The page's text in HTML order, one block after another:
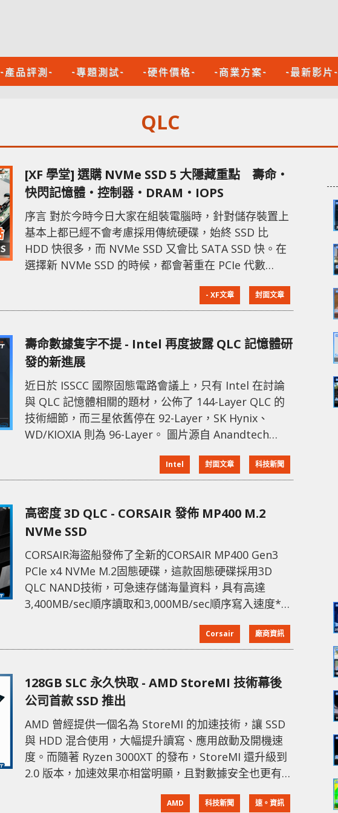
-產品評測- -專題測試- -硬件價格- -商業方案- -最新影片-
QLC
[XF 學堂] 選購 NVMe SSD 5 大隱藏重點 壽命‧
快閃記憶體‧控制器‧DRAM‧IOPS
序言 對於今時今日大家在組裝電腦時，針對儲存裝置上
基本上都已經不會考慮採用傳統硬碟，始終 SSD 比
HDD 快很多，而 NVMe SSD 又會比 SATA SSD 快。在
選擇新 NVMe SSD 的時候，都會著重在 PCIe 代數
取/寫入速度。不過，部份關於 NVMe SSD 的資料大家
或者都會忽略，而這些規格或者會直接影響到 NVMe
QLC？ 與傳
- XF文章 封面文章
壽命數據隻字不提 - Intel 再度披露 QLC 記憶體研
發的新進展
近日於 ISSCC 國際固態電路會議上，只有 Intel 在討論
與 QLC 記憶體相關的題材，公佈了 144-Layer QLC 的
技術細節，而三星依舊停在 92-Layer，SK Hynix、
WD/KIOXIA 則為 96-Layer。 圖片源自 Anandtech
1Tb (128GB)，不過面積由 114.6 mm2 縮小到 74.0
mm2，儲存密度由 8.9Gb/mm2 提升到 13.8Gb/mm2
Intel 封面文章 科技新聞
高密度 3D QLC - CORSAIR 發佈 MP400 M.2
NVMe SSD
CORSAIR海盜船發佈了全新的CORSAIR MP400 Gen3
PCIe x4 NVMe M.2固態硬碟，這款固態硬碟採用3D
QLC NAND技術，可急速存儲海量資料，具有高達
3,400MB/sec順序讀取和3,000MB/sec順序寫入速度*。
設計，可方便地直接插入主機板，具有更好的相容性和
代
Corsair 廠商資訊
128GB SLC 永久快取 - AMD StoreMI 技術幕後
公司首款 SSD 推出
AMD 曾經提供一個名為 StoreMI 的加速技術，讓 SSD
與 HDD 混合使用，大幅提升讀寫、應用啟動及開機速
度。而隨著 Ryzen 3000XT 的發布，StoreMI 還升級到
2.0 版本，加速效果亦相當明顯，且對數據安全也更有保
名為 Enmotus 的公司，採用他們的 FuzeDrive 軟件提
AMD 科技新聞 速。資訊